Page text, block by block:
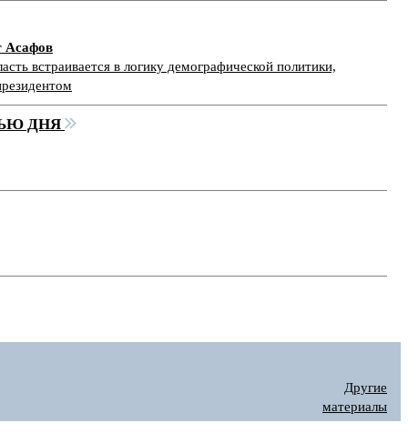
Асафов
встраивается в логику демографической политики,
ДНЯ
Другие
материалы